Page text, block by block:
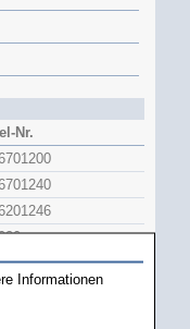
Nr.
Informationen